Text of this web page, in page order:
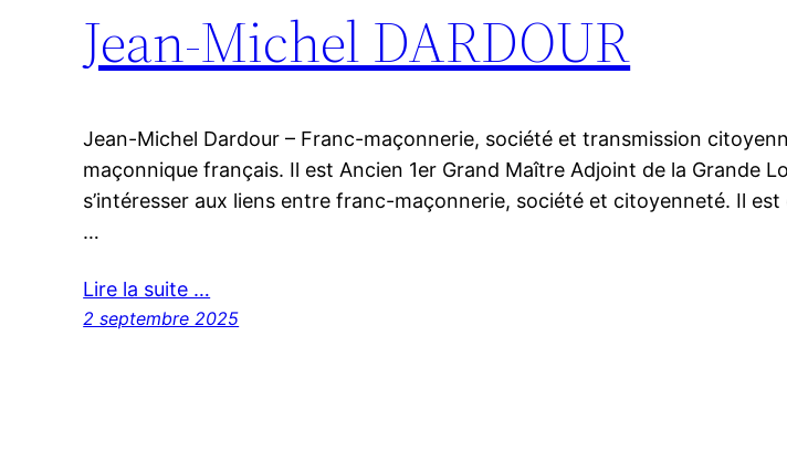
Jean-Michel DARDOUR
Jean-Michel Dardour – Franc-maçonnerie, société et transmission
maçonnique français. Il est Ancien 1er Grand Maître Adjoint de la Grande
s’intéresser aux liens entre franc-maçonnerie, société et citoyenneté. Il
…
Lire la suite …
2 septembre 2025